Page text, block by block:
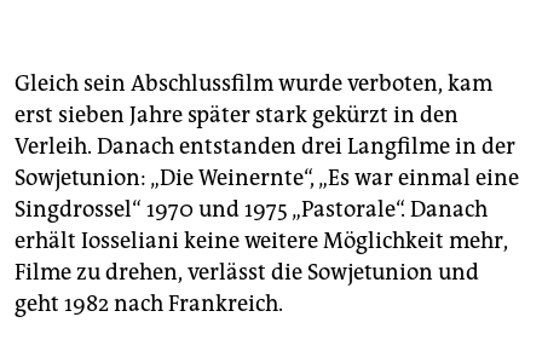
Gleich sein Abschlussfilm wurde verboten, kam
erst sieben Jahre später stark gekürzt in den
Verleih. Danach entstanden drei Langfilme in der
Sowjetunion: „Die Weinernte“, „Es war einmal eine
Singdrossel“ 1970 und 1975 „Pastorale“. Danach
erhält Iosseliani keine weitere Möglichkeit mehr,
Filme zu drehen, verlässt die Sowjetunion und
geht 1982 nach Frankreich.